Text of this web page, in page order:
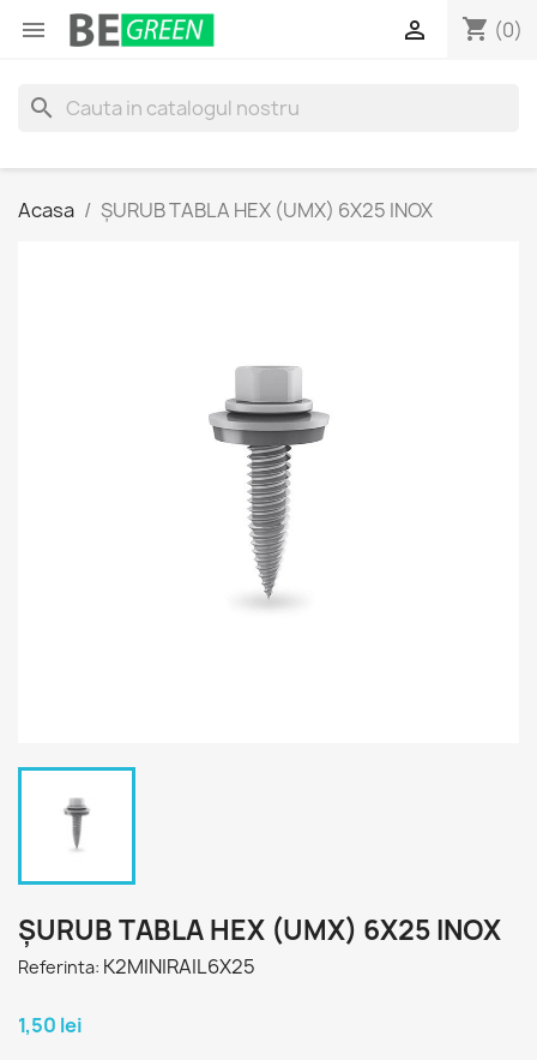
 shopping_cart (0)

search
Acasa ȘURUB TABLA HEX (UMX) 6X25 INOX
ȘURUB TABLA HEX (UMX) 6X25 INOX
Referinta: K2MINIRAIL6X25
1,50 lei